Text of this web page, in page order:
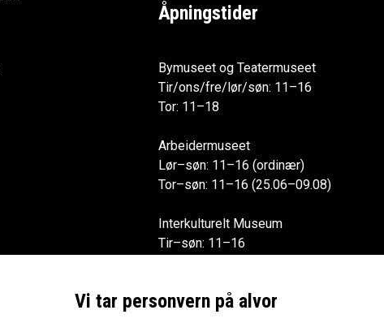
Vi tar personvern på alvor
Åpningstider
Bymuseet og Teatermuseet
Tir/ons/fre/lør/søn: 11–16
Tor: 11–18
Arbeidermuseet
Lør–søn: 11–16 (ordinær)
Tor–søn: 11–16 (25.06–09.08)
Interkulturelt Museum
Tir–søn: 11–16